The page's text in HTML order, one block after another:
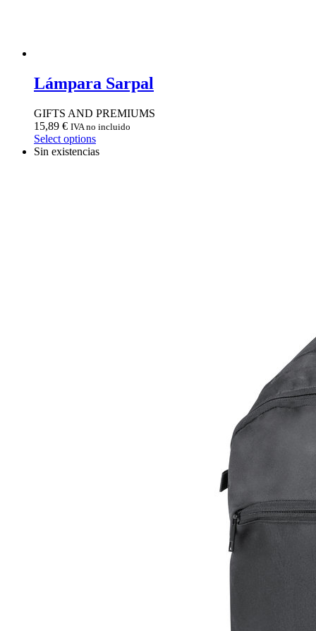
Lámpara Sarpal
GIFTS AND PREMIUMS
15,89 € IVA no incluido
Select options
Sin existencias